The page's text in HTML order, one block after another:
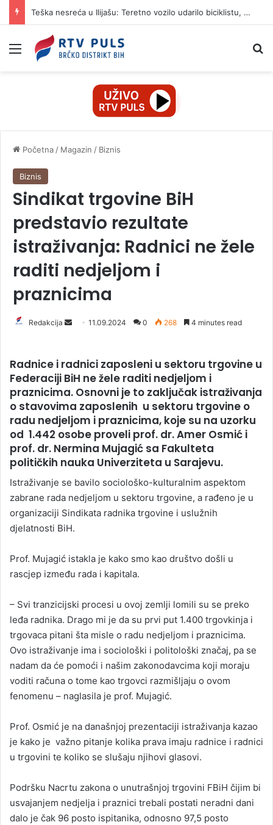
Teška nesreća u Ilijašu: Teretno vozilo udarilo biciklistu, 75-godišnjak zadržan u bolnici
Izbornik
Početna / Magazin / Biznis
Biznis
Sindikat trgovine BiH
predstavio rezultate
istraživanja: Radnici ne žele
raditi nedjeljom i
praznicima
Redakcija
d
a
n
e
m
a
i
l
11.09.2024 0 268 4 minutes read
Radnice i radnici zaposleni u sektoru trgovine u
Federaciji BiH ne žele raditi nedjeljom i
praznicima. Osnovni je to zaključak istraživanja
o stavovima zaposlenih u sektoru trgovine o
radu nedjeljom i praznicima, koje su na uzorku
od 1.442 osobe proveli prof. dr. Amer Osmić i
prof. dr. Nermina Mujagić sa Fakulteta
političkih nauka Univerziteta u Sarajevu.
Istraživanje se bavilo sociološko-kulturalnim aspektom
zabrane rada nedjeljom u sektoru trgovine, a rađeno je u
organizaciji Sindikata radnika trgovine i uslužnih
djelatnosti BiH.
Prof. Mujagić istakla je kako smo kao društvo došli u
rascjep između rada i kapitala.
– Svi tranzicijski procesi u ovoj zemlji lomili su se preko
leđa radnika. Drago mi je da su prvi put 1.400 trgovkinja i
trgovaca pitani šta misle o radu nedjeljom i praznicima.
Ovo istraživanje ima i sociološki i politološki značaj, pa se
nadam da će pomoći i našim zakonodavcima koji moraju
voditi računa o tome kao trgovci razmišljaju o ovom
fenomenu – naglasila je prof. Mujagić.
Prof. Osmić je na današnjoj prezentaciji istraživanja kazao
je kako je važno pitanje kolika prava imaju radnice i radnici
u trgovini te koliko se slušaju njihovi glasovi.
Podršku Nacrtu zakona o unutrašnjoj trgovini FBiH čijim bi
usvajanjem nedjelja i praznici trebali postati neradni dani
dalo je čak 96 posto ispitanika, odnosno 97,5 posto